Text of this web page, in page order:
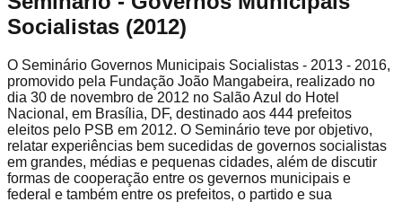
Socialistas (2012)
O Seminário Governos Municipais Socialistas - 2013 - 2016,
promovido pela Fundação João Mangabeira, realizado no
dia 30 de novembro de 2012 no Salão Azul do Hotel
Nacional, em Brasília, DF, destinado aos 444 prefeitos
eleitos pelo PSB em 2012. O Seminário teve por objetivo,
relatar experiências bem sucedidas de governos socialistas
em grandes, médias e pequenas cidades, além de discutir
formas de cooperação entre os gevernos municipais e
federal e também entre os prefeitos, o partido e sua